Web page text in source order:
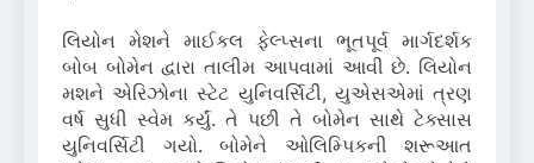
લિયોન મેશને માઈકલ ફેલ્પ્સના ભૂતપૂર્વ માર્ગદર્શક
બોબ બોમેન દ્વારા તાલીમ આપવામાં આવી છે. લિયોન
મશને એરિઝોના સ્ટેટ યુનિવર્સિટી, યુએસએમાં ત્રણ
વર્ષ સુધી સ્વેમ કર્યું. તે પછી તે બોમેન સાથે ટેક્સાસ
યુનિવર્સિટી ગયો. બોમેને ઓલિમ્પિકની શરૂઆત